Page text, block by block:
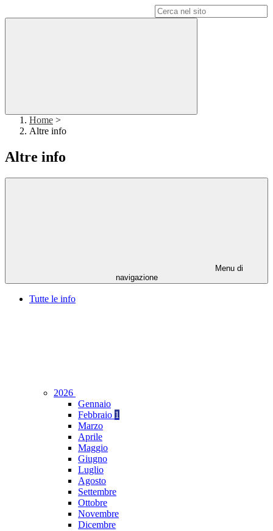
Home >
Altre info
Altre info
Menu di
navigazione
Tutte le info
2026
Gennaio
Febbraio 1
Marzo
Aprile
Maggio
Giugno
Luglio
Agosto
Settembre
Ottobre
Novembre
Dicembre